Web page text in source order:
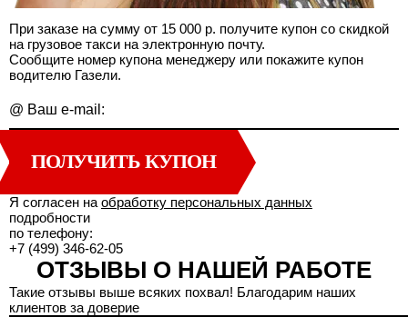
При заказе на сумму от 15 000 р. получите купон со скидкой
на грузовое такси на электронную почту.
Сообщите номер купона менеджеру или покажите купон
водителю Газели.
@ Ваш e-mail:
ПОЛУЧИТЬ КУПОН
Я согласен на обработку персональных данных
подробности
по телефону:
+7 (499) 346-62-05
ОТЗЫВЫ О НАШЕЙ РАБОТЕ
Такие отзывы выше всяких похвал! Благодарим наших
клиентов за доверие